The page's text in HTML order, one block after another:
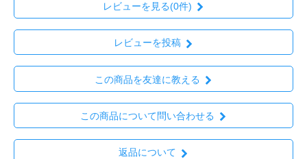
レビューを見る(0件)
レビューを投稿
この商品を友達に教える
この商品について問い合わせる
返品について